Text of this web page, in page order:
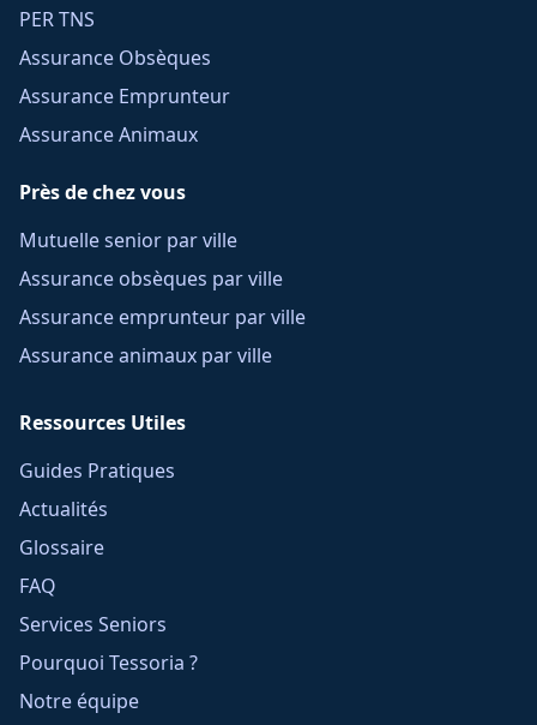
PER TNS
Assurance Obsèques
Assurance Emprunteur
Assurance Animaux
Près de chez vous
Mutuelle senior par ville
Assurance obsèques par ville
Assurance emprunteur par ville
Assurance animaux par ville
Ressources Utiles
Guides Pratiques
Actualités
Glossaire
FAQ
Services Seniors
Pourquoi Tessoria ?
Notre équipe